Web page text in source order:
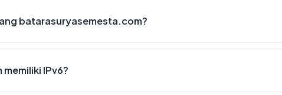
batarasuryasemesta.com?
IPv6?